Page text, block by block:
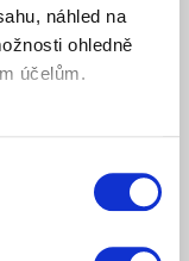
náhled na
ohledně
účelům.
několik metrů
(otisk prstu)
plynových